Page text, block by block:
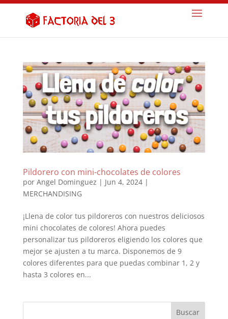
Pildorero con mini-chocolates de colores
por Angel Dominguez | Jun 4, 2024|
MERCHANDISING
¡Llena de color tus pildoreros con nuestros deliciosos
mini chocolates de colores! Ahora puedes
personalizar tus pildoreros eligiendo los colores que
mejor se ajusten a tu marca. Disponemos de 9
colores diferentes para que puedas combinar 1, 2 y
hasta 3 colores en...